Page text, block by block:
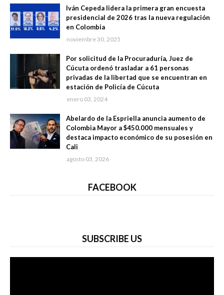
Iván Cepeda lidera la primera gran encuesta
presidencial de 2026 tras la nueva regulación
en Colombia
noviembre 30, 2025
Por solicitud de la Procuraduría, Juez de
Cúcuta ordenó trasladar a 61 personas
privadas de la libertad que se encuentran en
estación de Policía de Cúcuta
enero 03, 2024
Abelardo de la Espriella anuncia aumento de
Colombia Mayor a $450.000 mensuales y
destaca impacto económico de su posesión en
Cali
agosto 03, 2026
FACEBOOK
SUBSCRIBE US